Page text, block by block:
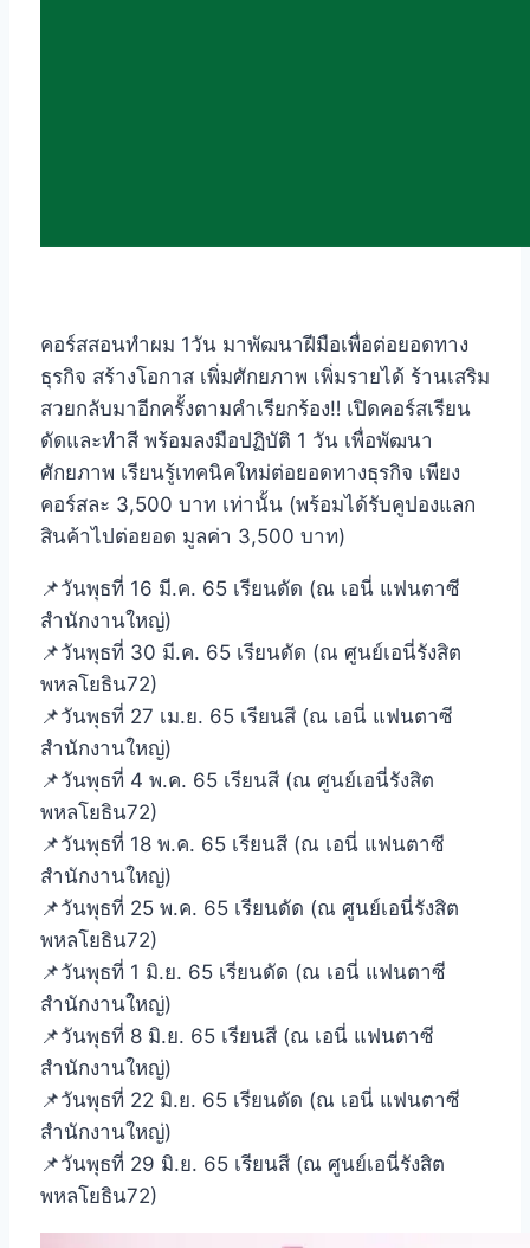
คอร์สสอนทำผม 1วัน มาพัฒนาฝีมือเพื่อต่อยอดทาง
ธุรกิจ สร้างโอกาส เพิ่มศักยภาพ เพิ่มรายได้ ร้านเสริม
สวยกลับมาอีกครั้งตามคำเรียกร้อง‼️ เปิดคอร์สเรียน
ดัดและทำสี พร้อมลงมือปฏิบัติ 1 วัน เพื่อพัฒนา
ศักยภาพ เรียนรู้เทคนิคใหม่ต่อยอดทางธุรกิจ เพียง
คอร์สละ 3,500 บาท เท่านั้น (พร้อมได้รับคูปองแลก
สินค้าไปต่อยอด มูลค่า 3,500 บาท)
📌วันพุธที่ 16 มี.ค. 65 เรียนดัด (ณ เอนี่ แฟนตาซี
สำนักงานใหญ่)
📌วันพุธที่ 30 มี.ค. 65 เรียนดัด (ณ ศูนย์เอนี่รังสิต
พหลโยธิน72)
📌วันพุธที่ 27 เม.ย. 65 เรียนสี (ณ เอนี่ แฟนตาซี
สำนักงานใหญ่)
📌วันพุธที่ 4 พ.ค. 65 เรียนสี (ณ ศูนย์เอนี่รังสิต
พหลโยธิน72)
📌วันพุธที่ 18 พ.ค. 65 เรียนสี (ณ เอนี่ แฟนตาซี
สำนักงานใหญ่)
📌วันพุธที่ 25 พ.ค. 65 เรียนดัด (ณ ศูนย์เอนี่รังสิต
พหลโยธิน72)
📌วันพุธที่ 1 มิ.ย. 65 เรียนดัด (ณ เอนี่ แฟนตาซี
สำนักงานใหญ่)
📌วันพุธที่ 8 มิ.ย. 65 เรียนสี (ณ เอนี่ แฟนตาซี
สำนักงานใหญ่)
📌วันพุธที่ 22 มิ.ย. 65 เรียนดัด (ณ เอนี่ แฟนตาซี
สำนักงานใหญ่)
📌วันพุธที่ 29 มิ.ย. 65 เรียนสี (ณ ศูนย์เอนี่รังสิต
พหลโยธิน72)